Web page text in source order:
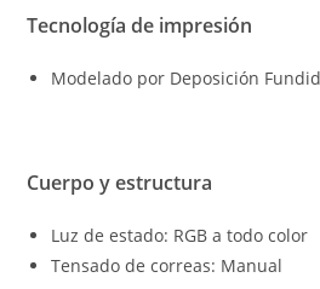
Tecnología de impresión
Modelado por Deposición
Cuerpo y estructura
Luz de estado: RGB a todo color
Tensado de correas: Manual